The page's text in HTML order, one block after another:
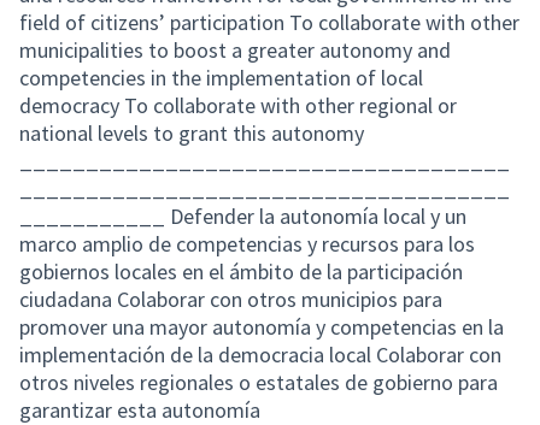
field of citizens’ participation To collaborate with other
municipalities to boost a greater autonomy and
competencies in the implementation of local
democracy To collaborate with other regional or
national levels to grant this autonomy
___________ Defender la autonomía local y un
marco amplio de competencias y recursos para los
gobiernos locales en el ámbito de la participación
ciudadana Colaborar con otros municipios para
promover una mayor autonomía y competencias en la
implementación de la democracia local Colaborar con
otros niveles regionales o estatales de gobierno para
garantizar esta autonomía